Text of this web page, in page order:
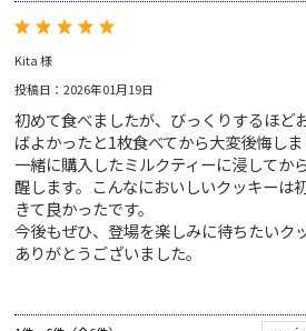
Kita 様
投稿日：2026年01月19日
初めて食べましたが、びっくりするほど
ばよかったと1枚食べてから大変後悔しま
一緒に購入したミルクティーに浸してか
醒します。こんなにおいしいクッキーは
きて良かったです。
今後もぜひ、登場を楽しみに待ちたいク
ありがとうございました。